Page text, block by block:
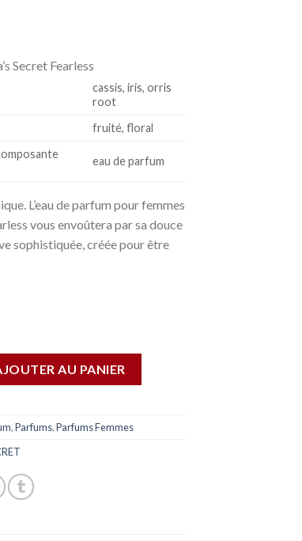
Secret Fearless
cassis, iris, orris
root
fruité, floral
eau de parfum
L’eau de parfum pour femmes
vous envoûtera par sa douce
sophistiquée, créée pour être
AU PANIER
,Parfums,Parfums Femmes